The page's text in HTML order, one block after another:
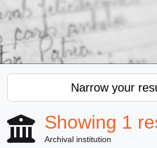
Narrow your
Showing 1
Archival institution